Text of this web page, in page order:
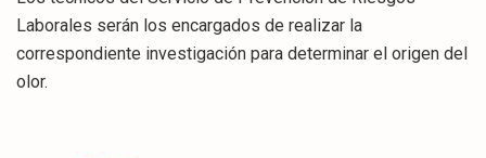
Laborales serán los encargados de realizar la
correspondiente investigación para determinar el origen del
olor.